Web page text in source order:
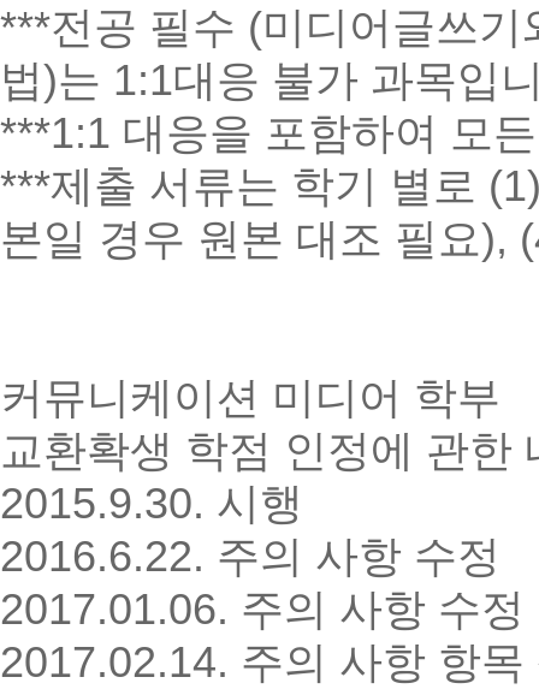
***전공 필수 (미디어글쓰
법)는 1:1대응 불가 과목입
***1:1 대응을 포함하여 모
***제출 서류는 학기 별로
본일 경우 원본 대조 필요),
커뮤니케이션 미디어 학부
교환확생 학점 인정에 관한
2015.9.30. 시행
2016.6.22. 주의 사항 수정
2017.01.06. 주의 사항 수정
2017.02.14. 주의 사항 항목